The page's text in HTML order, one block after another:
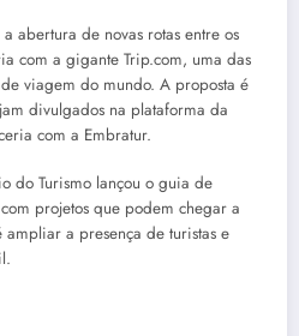
abertura de novas rotas entre os
com a gigante Trip.com, uma das
viagem do mundo. A proposta é
divulgados na plataforma da
com a Embratur.
do Turismo lançou o guia de
projetos que podem chegar a
a presença de turistas e